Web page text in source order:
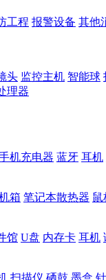
工程 报警设备 其他
头 监控主机 智能球
理器
机充电器 蓝牙 耳机
箱 笔记本散热器 鼠
馆 U盘 内存卡 耳机
扫描仪 硒鼓 墨盒